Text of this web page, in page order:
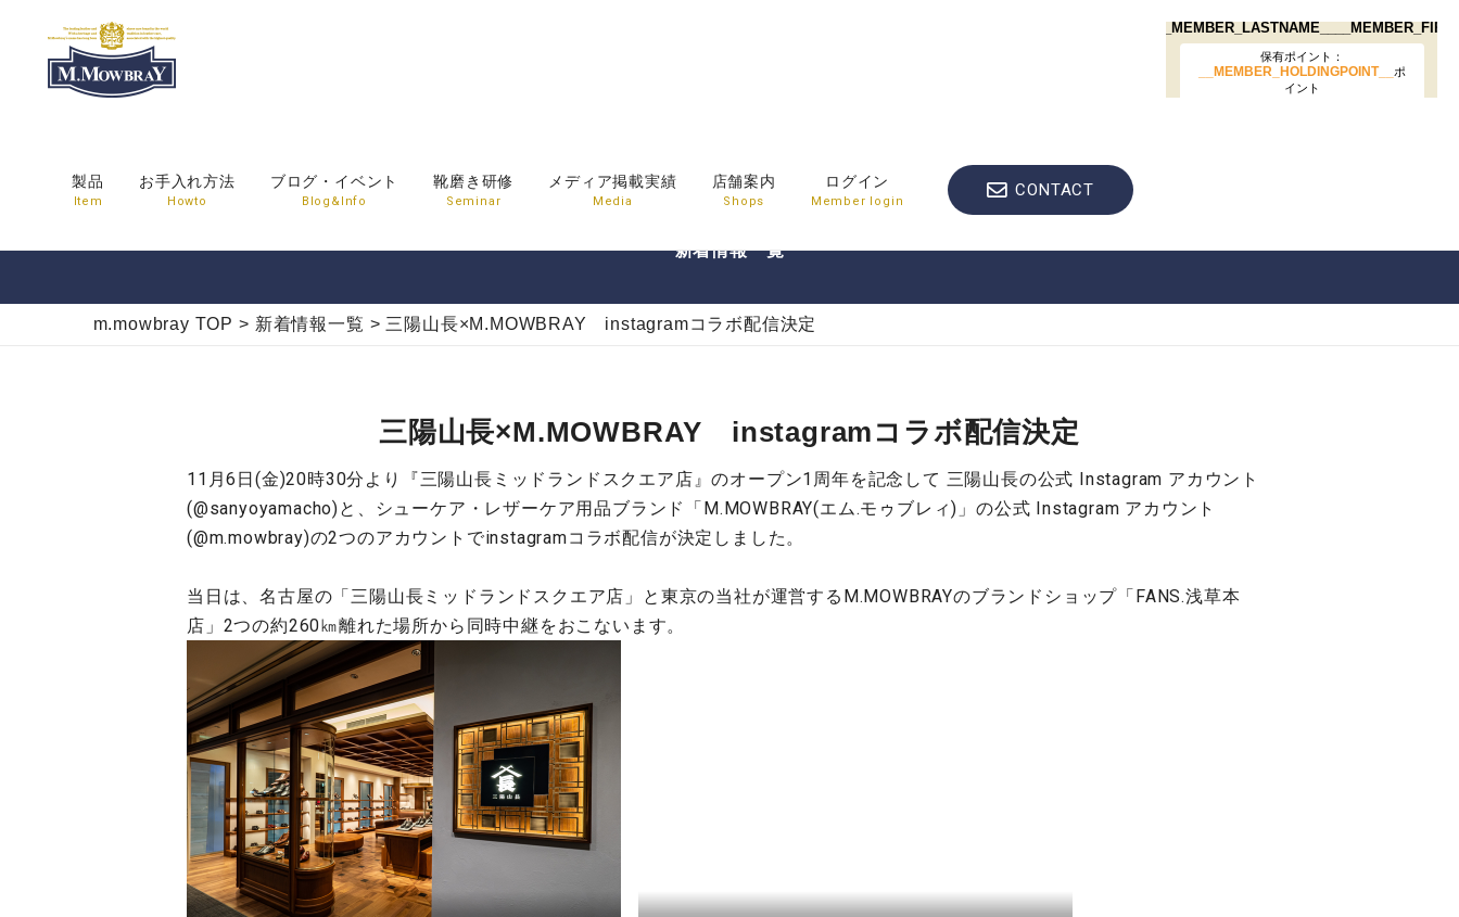
製品
Item
お手入れ方法
Howto
ブログ・イベント
Blog&Info
靴磨き研修
Seminar
メディア掲載実績
Media
店舗案内
Shops
ログイン
Member login
CONTACT
NEWS&TOPICS
新着情報一覧
m.mowbray TOP > 新着情報一覧 > 三陽山長×M.MOWBRAY instagramコラボ配信決定
三陽山長×M.MOWBRAY instagramコラボ配信決定
11月6日(金)20時30分より『三陽山長ミッドランドスクエア店』のオープン1周年を記念して 三陽山長の公式 Instagram アカウント
(@sanyoyamacho)と、シューケア・レザーケア用品ブランド「M.MOWBRAY(エム.モゥブレィ)」の公式 Instagram アカウント
(@m.mowbray)の2つのアカウントでinstagramコラボ配信が決定しました。
当日は、名古屋の「三陽山長ミッドランドスクエア店」と東京の当社が運営するM.MOWBRAYのブランドショップ「FANS.浅草本
店」2つの約260㎞離れた場所から同時中継をおこないます。